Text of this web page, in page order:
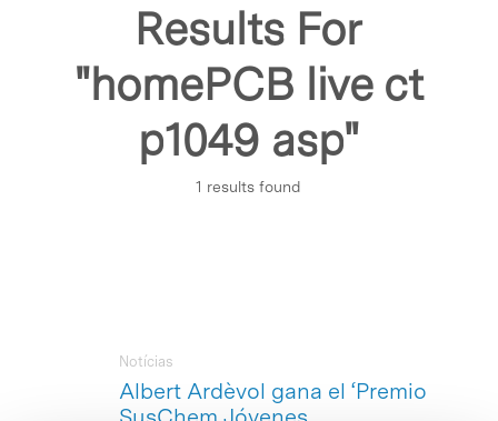
Results For
"homePCB live ct
p1049 asp"
1 results found
Albert Ardèvol gana el ‘Premio
Notícias